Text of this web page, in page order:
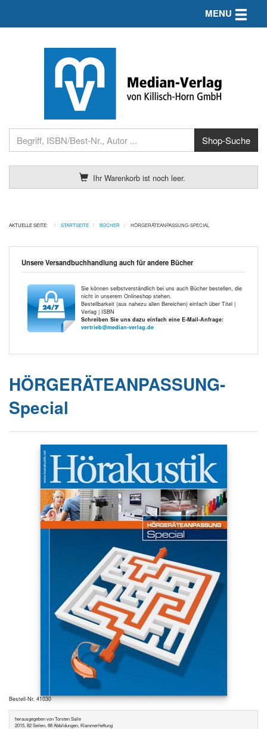
Ihr Warenkorb ist noch leer.
MENU Toggle
AKTUELLE SEITE: STARTSEITE BÜCHER HÖRGERÄTEANPASSUNG-SPECIAL
Unsere Versandbuchhandlung auch für andere Bücher
Sie können selbstverständlich bei uns auch Bücher bestellen, die
nicht in unserem Onlineshop stehen.
Bestellbarkeit (aus nahezu allen Bereichen) einfach über Titel |
Verlag | ISBN
Schreiben Sie uns dazu einfach eine E-Mail-Anfrage:
vertrieb@median-verlag.de
HÖRGERÄTEANPASSUNG-
Special
Bestell-Nr. 41030
herausgegeben von Torsten Saile
2015, 82 Seiten, 88 Abbildungen, Klammerheftung